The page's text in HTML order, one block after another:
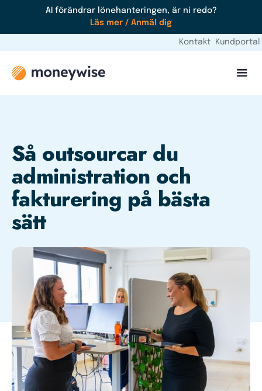
AI förändrar lönehanteringen, är ni redo?
Läs mer / Anmäl dig
Kontakt Kundportal
Så outsourcar du
administration och
fakturering på bästa
sätt